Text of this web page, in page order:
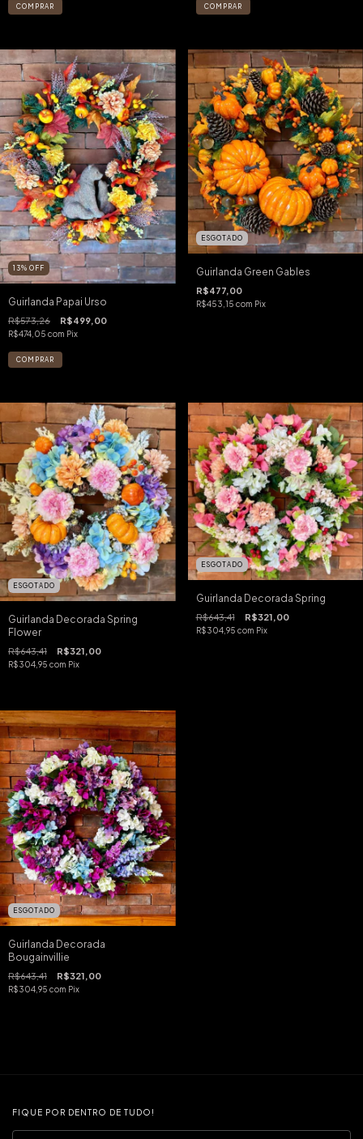
13% OFF
Guirlanda Papai Urso
R$573,26 R$499,00
R$474,05 com Pix
ESGOTADO
Guirlanda Green Gables
R$477,00
R$453,15 com Pix
ESGOTADO
Guirlanda Decorada Spring
Flower
R$643,41 R$321,00
R$304,95 com Pix
ESGOTADO
Guirlanda Decorada Spring
R$643,41 R$321,00
R$304,95 com Pix
ESGOTADO
Guirlanda Decorada
Bougainvillie
R$643,41 R$321,00
R$304,95 com Pix
FIQUE POR DENTRO DE TUDO!